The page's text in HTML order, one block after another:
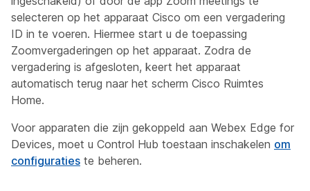
selecteren op het apparaat Cisco om een vergadering
ID in te voeren. Hiermee start u de toepassing
Zoomvergaderingen op het apparaat. Zodra de
vergadering is afgesloten, keert het apparaat
automatisch terug naar het scherm Cisco Ruimtes
Home.
Voor apparaten die zijn gekoppeld aan Webex Edge for
Devices, moet u Control Hub toestaan inschakelen om
configuraties te beheren.